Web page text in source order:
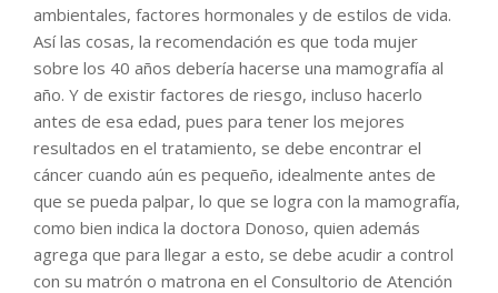
ambientales, factores hormonales y de estilos de vida.
Así las cosas, la recomendación es que toda mujer
sobre los 40 años debería hacerse una mamografía al
año. Y de existir factores de riesgo, incluso hacerlo
antes de esa edad, pues para tener los mejores
resultados en el tratamiento, se debe encontrar el
cáncer cuando aún es pequeño, idealmente antes de
que se pueda palpar, lo que se logra con la mamografía,
como bien indica la doctora Donoso, quien además
agrega que para llegar a esto, se debe acudir a control
con su matrón o matrona en el Consultorio de Atención